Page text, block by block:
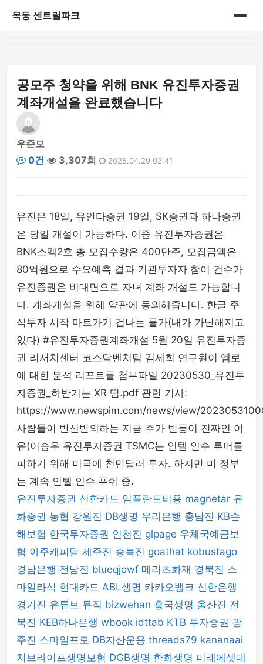
목동 센트럴파크
공모주 청약을 위해 BNK 유진투자증권
계좌개설을 완료했습니다
우준모
0건
3,307회 2025.04.29 02:41
유진은 18일, 유안타증권 19일, SK증권과 하나증권
은 당일 개설이 가능하다. 이중 유진투자증권은
BNK스팩2호 총 모집수량은 400만주, 모집금액은
80억원으로 수요예측 결과 기관투자자 참여 건수가
유진증권은 비대면으로 자녀 계좌 개설도 가능합니
다. 계좌개설을 위해 약관에 동의해줍니다. 한글 주
식투자 시작 마트가기 겁나는 물가(내가 가난해지고
있다) #유진투자증권계좌개설 5월 20일 유진투자증
권 리서치센터 코스닥벤처팀 김세희 연구원이 엠로
에 대한 분석 리포트를 첨부파일 20230530_유진투
자증권_하반기는 XR 띰.pdf 관련 기사:
https://www.newspim.com/news/view/
사람들이 반신반의하는 지금 주가 반등이 진짜인 이
유(이승우 유진투자증권 TSMC는 인텔 인수 루머를
피하기 위해 미국에 천만달러 투자. 하지만 미 정부
는 계속 인텔 인수 푸쉬 중.
유진투자증권 신한카드 임플란트비용 magnetar 유
화증권 농협 강원진 DB생명 우리은행 충남진 KB손
해보험 한국투자증권 인천진 glpage 우체국예금보
험 아주캐피탈 제주진 충북진 goathat kobustago
경남은행 전남진 blueqjowf 메리츠화재 경북진 스
마일라식 현대카드 ABL생명 카카오뱅크 신한은행
경기진 유튜브 뮤직 bizwehan 흥국생명 울산진 전
북진 KEB하나은행 wbook idttab KTB 투자증권 광
주진 스마일프로 DB자산운용 threads79 kananaai
처브라이프생명보험 DGB생명 한화생명 미래에셋대